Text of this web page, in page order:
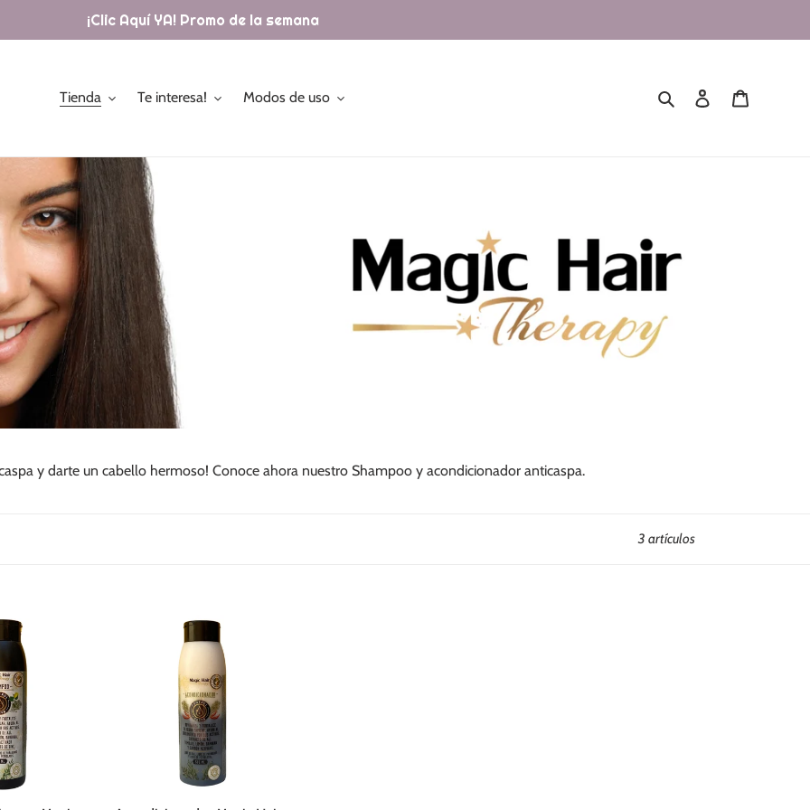
¡Clic Aquí YA! Promo de la semana
Tienda Te interesa! Modos de uso Buscar Ingresar
y darte un cabello hermoso! Conoce ahora nuestro Shampoo y acondicionador anticaspa.
3 artículos
Acondicionador